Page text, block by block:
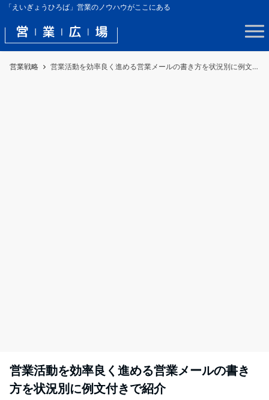
「えいぎょうひろば」営業のノウハウがここにある
営業戦略 営業活動を効率良く進める営業メールの書き方を状況別に例文付きで紹介
営業活動を効率良く進める営業メールの書き
方を状況別に例文付きで紹介